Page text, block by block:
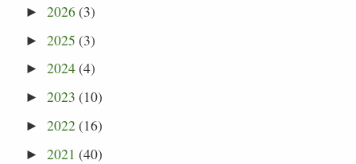
►2026(3)
►2025 (3)
►2024(4)
►2023 (10)
►2022(16)
►2021 (40)